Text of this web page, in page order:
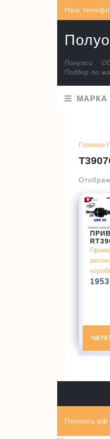
Наш
Полуоси
Подбор по
МАРКА
Главная
Полуось.рф